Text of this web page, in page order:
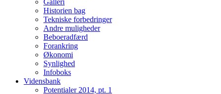
Galleri
Historien bag
Tekniske forbedringer
Andre muligheder
Beboeradfærd
Forankring
Økonomi
Synlighed
Infoboks
Vidensbank
Potentialer 2014, pt. 1